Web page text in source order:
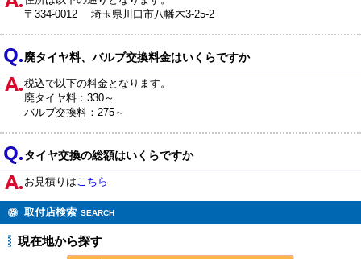
〒334-0012 埼玉県川口市八幡木3-25-2
廃タイヤ料、バルブ交換料金はいくらですか
税込で以下の料金となります。
廃タイヤ料：330～
バルブ交換料：275～
タイヤ交換の総額はいくらですか
お見積りはこちら
取付店検索 SEARCH
現在地から探す